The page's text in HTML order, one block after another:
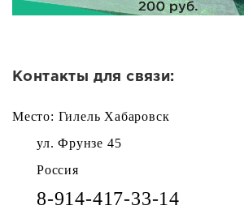
Контакты для связи:
Место: Гилель Хабаровск
ул. Фрунзе 45
Россия
8-914-417-33-14